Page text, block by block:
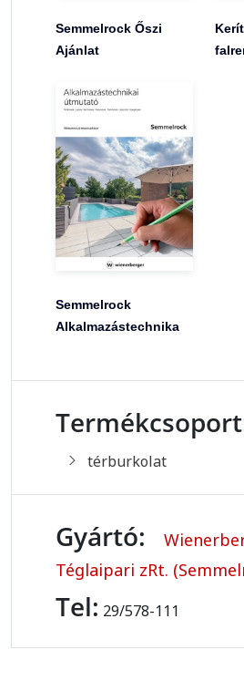
Semmelrock Őszi
Ajánlat
Semmelrock
Alkalmazástechnika
térburkolat
Gyártó:
Téglaipari zRt.
Tel: 29/578-111